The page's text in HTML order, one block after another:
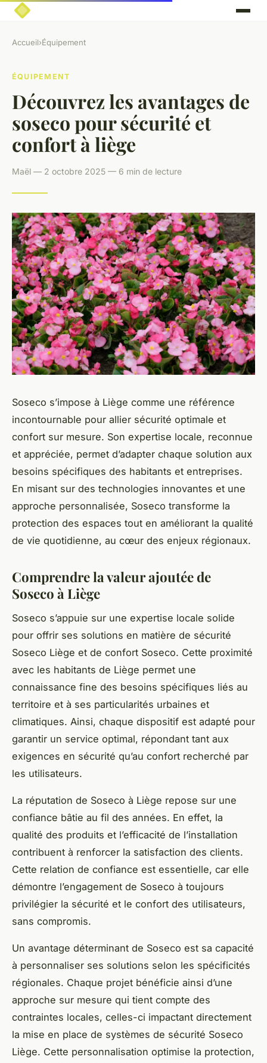
Accueil›Équipement
ÉQUIPEMENT
Découvrez les avantages de
soseco pour sécurité et
confort à liège
Maël — 2 octobre 2025 — 6 min de lecture
Soseco s’impose à Liège comme une référence
incontournable pour allier sécurité optimale et
confort sur mesure. Son expertise locale, reconnue
et appréciée, permet d’adapter chaque solution aux
besoins spécifiques des habitants et entreprises.
En misant sur des technologies innovantes et une
approche personnalisée, Soseco transforme la
protection des espaces tout en améliorant la qualité
de vie quotidienne, au cœur des enjeux régionaux.
Comprendre la valeur ajoutée de
Soseco à Liège
Soseco s’appuie sur une expertise locale solide
pour offrir ses solutions en matière de sécurité
Soseco Liège et de confort Soseco. Cette proximité
avec les habitants de Liège permet une
connaissance fine des besoins spécifiques liés au
territoire et à ses particularités urbaines et
climatiques. Ainsi, chaque dispositif est adapté pour
garantir un service optimal, répondant tant aux
exigences en sécurité qu’au confort recherché par
les utilisateurs.
La réputation de Soseco à Liège repose sur une
confiance bâtie au fil des années. En effet, la
qualité des produits et l’efficacité de l’installation
contribuent à renforcer la satisfaction des clients.
Cette relation de confiance est essentielle, car elle
démontre l’engagement de Soseco à toujours
privilégier la sécurité et le confort des utilisateurs,
sans compromis.
Un avantage déterminant de Soseco est sa capacité
à personnaliser ses solutions selon les spécificités
régionales. Chaque projet bénéficie ainsi d’une
approche sur mesure qui tient compte des
contraintes locales, celles-ci impactant directement
la mise en place de systèmes de sécurité Soseco
Liège. Cette personnalisation optimise la protection,